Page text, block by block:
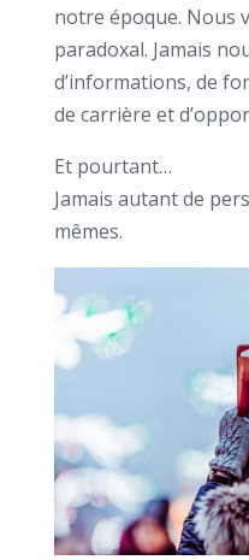
notre époque. Nous
paradoxal. Jamais
d’informations, de
de carrière et
Et pourtant…
Jamais autant de
mêmes.